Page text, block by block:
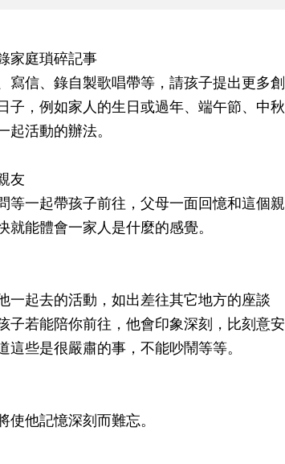
家庭瑣碎記事
信、錄自製歌唱帶等，請孩子提出更多創
子，例如家人的生日或過年、端午節、中秋
活動的辦法。
友
一起帶孩子前往，父母一面回憶和這個親
能體會一家人是什麼的感覺。
起去的活動，如出差往其它地方的座談
子若能陪你前往，他會印象深刻，比刻意安
些是很嚴肅的事，不能吵鬧等等。
他記憶深刻而難忘。